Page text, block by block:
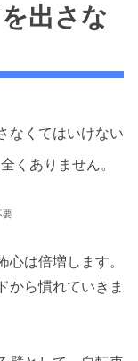
出さな
なくてはいけない
くありません。
要
は倍増します。
から慣れていきま